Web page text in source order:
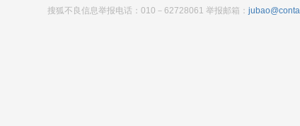
搜狐不良信息举报电话：010－62728061 举报邮箱：